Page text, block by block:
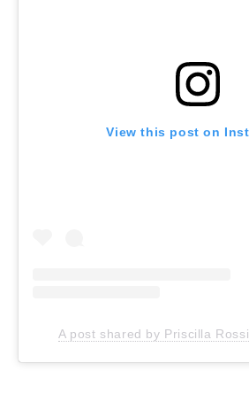
View this post on
A post shared by Priscilla